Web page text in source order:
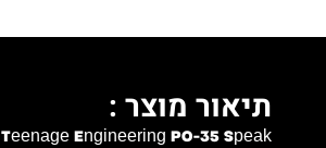
תיאור מוצר :
Teenage Engineering PO-35 Speak